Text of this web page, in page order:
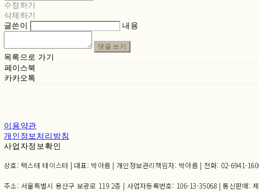
수정하기
삭제하기
글쓴이
내용
댓글 쓰기
목록으로 가기
페이스북
카카오톡
이용약관
개인정보처리방침
사업자정보확인
상호: 텍스테 테이스터 | 대표: 박아름 | 개인정보관리책임자: 박아름 | 전화: 02-6941-
주소: 서울특별시 용산구 보광로 119 2층 | 사업자등록번호: 106-13-35068 | 통신판매: